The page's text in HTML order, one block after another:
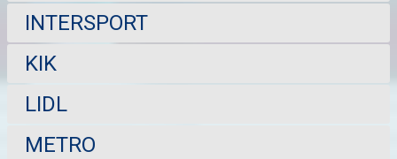
INTERSPORT
KIK
LIDL
METRO